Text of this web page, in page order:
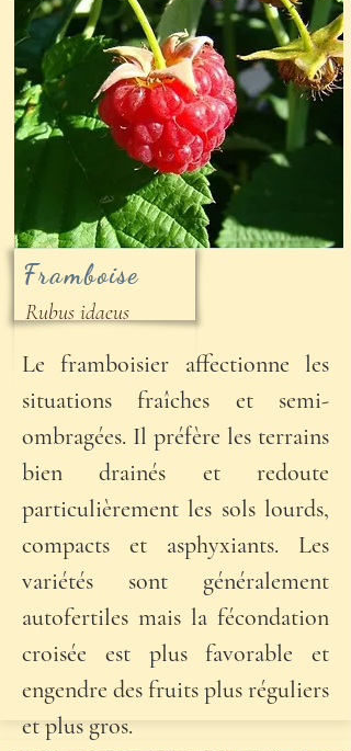
Framboise
Rubus idaeus
Le framboisier affectionne les
situations fraîches et semi-
ombragées. Il préfère les terrains
bien drainés et redoute
particulièrement les sols lourds,
compacts et asphyxiants. Les
variétés sont généralement
autofertiles mais la fécondation
croisée est plus favorable et
engendre des fruits plus réguliers
et plus gros.